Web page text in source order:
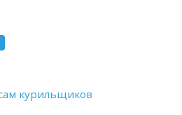
курильщиков